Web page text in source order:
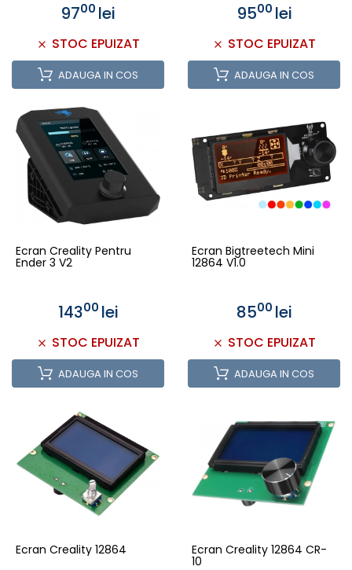
9700 lei
STOC EPUIZAT
ADAUGA IN COS
9500 lei
STOC EPUIZAT
ADAUGA IN COS
Ecran Creality Pentru
Ender 3 V2
14300 lei
STOC EPUIZAT
ADAUGA IN COS
Ecran Bigtreetech Mini
12864 V1.0
8500 lei
STOC EPUIZAT
ADAUGA IN COS
Ecran Creality 12864 Ecran Creality 12864 CR-
10